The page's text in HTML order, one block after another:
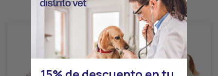
Productos relacionados